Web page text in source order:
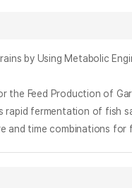
the Feed Production of
rapid fermentation of
and time